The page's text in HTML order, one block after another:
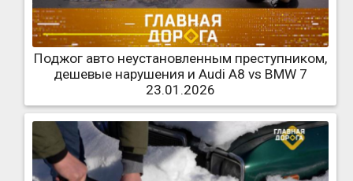
Поджог авто неустановленным преступником,
дешевые нарушения и Audi A8 vs BMW 7
23.01.2026